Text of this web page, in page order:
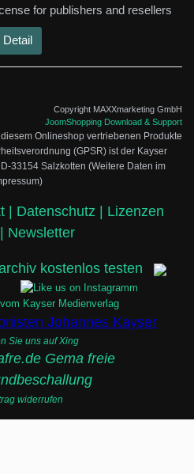
for publishers and resellers
Detail
Copyright MAXXmarketing GmbH
JoomShopping Download & Support
Onlineshop vertriebenen Produkte
(GPSR) ist der Kayser
33154 Salzkotten (Weitere Daten im
Datenschutz | Lizenzen
Newsletter